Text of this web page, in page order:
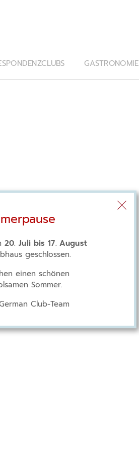
GASTRONOMIE
20. Juli bis 17. August
geschlossen.
einen schönen
Sommer.
Club-Team